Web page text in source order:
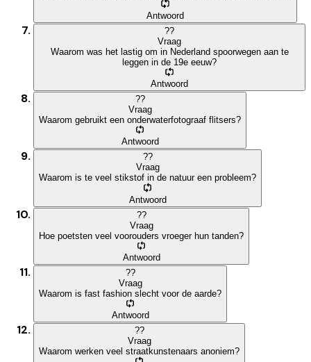
Antwoord
??
Vraag
Waarom was het lastig om in Nederland spoorwegen aan te
leggen in de 19e eeuw?
Antwoord
??
Vraag
Waarom gebruikt een onderwaterfotograaf flitsers?
Antwoord
??
Vraag
Waarom is te veel stikstof in de natuur een probleem?
Antwoord
??
Vraag
Hoe poetsten veel voorouders vroeger hun tanden?
Antwoord
??
Vraag
Waarom is fast fashion slecht voor de aarde?
Antwoord
??
Vraag
Waarom werken veel straatkunstenaars anoniem?